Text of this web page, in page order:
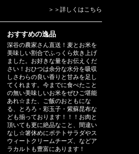
＞＞詳しくはこちら
おすすめの逸品
深谷の農家さん直送！麦とお米を
美味しい割合でふっくら炊き上げ
ました。お好きな量をお伝えくだ
さい！おひつは余分な水分を吸収
しさわらの良い香りと甘みを足し
てくれます。今までに食べたこと
の無い美味しいお米をぜひご堪能
あれ☆また、ご飯のおともにな
る、とろろ・彩玉子・紫蘇昆布な
ども揃っております！！！お肉と
頂いても更に絶品なこと、間違い
なし☆箸休めにポテトサラダやス
ウィートクリームチーズ、などア
ラカルトも豊富にあります！